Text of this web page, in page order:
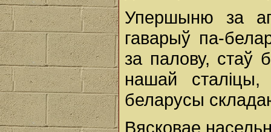
Упершыню за
гаварыў па-
за палову, стаў
нашай
беларусы
Вясковае